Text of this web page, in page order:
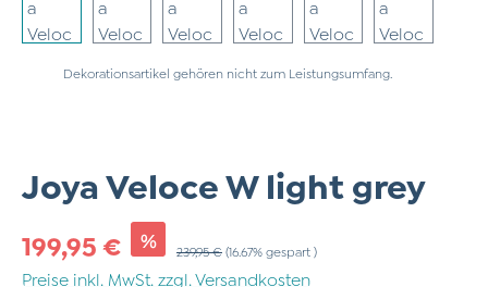
Dekorationsartikel gehören nicht zum Leistungsumfang.
Joya Veloce W light grey
Verkaufspreis:
199,95 € % Regulärer Preis:
239,95 € (16.67% gespart )
Preise inkl. MwSt. zzgl. Versandkosten